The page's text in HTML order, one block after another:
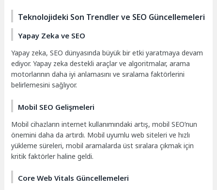
Teknolojideki Son Trendler ve SEO Güncellemeleri
Yapay Zeka ve SEO
Yapay zeka, SEO dünyasında büyük bir etki yaratmaya devam
ediyor. Yapay zeka destekli araçlar ve algoritmalar, arama
motorlarının daha iyi anlamasını ve sıralama faktörlerini
belirlemesini sağlıyor.
Mobil SEO Gelişmeleri
Mobil cihazların internet kullanımındaki artış, mobil SEO’nun
önemini daha da artırdı. Mobil uyumlu web siteleri ve hızlı
yükleme süreleri, mobil aramalarda üst sıralara çıkmak için
kritik faktörler haline geldi.
Core Web Vitals Güncellemeleri